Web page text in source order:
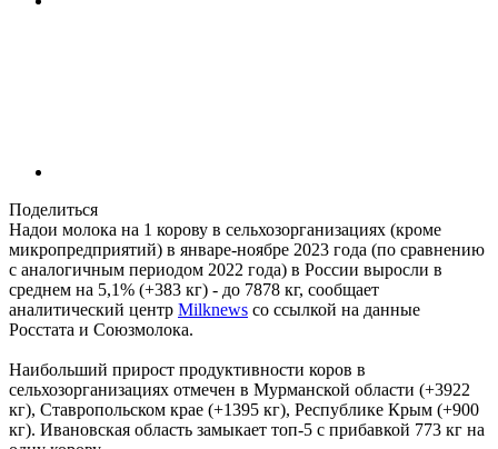
Поделиться
Надои молока на 1 корову в сельхозорганизациях (кроме
микропредприятий) в январе-ноябре 2023 года (по сравнению
с аналогичным периодом 2022 года) в России выросли в
среднем на 5,1% (+383 кг) - до 7878 кг, сообщает
аналитический центр Milknews со ссылкой на данные
Росстата и Союзмолока.
Наибольший прирост продуктивности коров в
сельхозорганизациях отмечен в Мурманской области (+3922
кг), Ставропольском крае (+1395 кг), Республике Крым (+900
кг). Ивановская область замыкает топ-5 с прибавкой 773 кг на